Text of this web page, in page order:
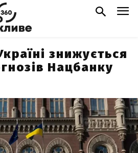
знижується
Нацбанку